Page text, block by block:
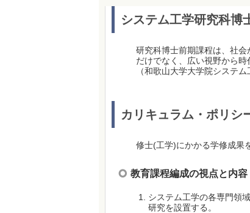
システム工学研究科
研究科博士前期課程は、社
だけでなく、広い視野から
（和歌山大学大学院システ
カリキュラム・ポリシ
修士(工学)にかかる学修成果
教育課程編成の視点と内容
システム工学の各専門領
研究を設置する。